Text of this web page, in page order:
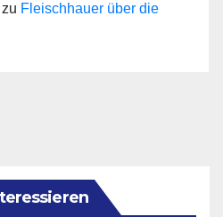
Fleischhauer über die